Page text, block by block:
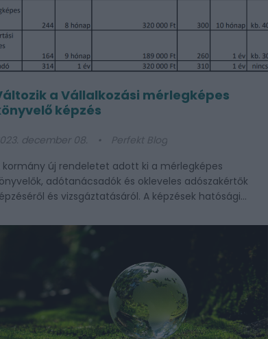
a Vállalkozási mérlegképes
képzés
december 08.
Perfekt Blog
kormány új rendeletet adott ki a mérlegképes
adótanácsadók és okleveles adószakértők
és vizsgáztatásáról. A képzések hatósági...